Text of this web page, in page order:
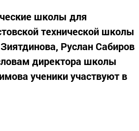
школы для
технической школы
Руслан Сабиров
директора школы
ученики участвуют в